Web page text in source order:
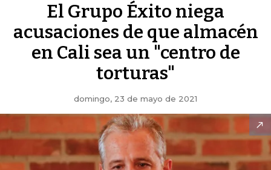
El Grupo Éxito niega
acusaciones de que almacén
en Cali sea un "centro de
torturas"
domingo, 23 de mayo de 2021